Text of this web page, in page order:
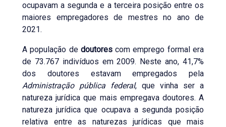
ocupavam a segunda e a terceira posição entre os
maiores empregadores de mestres no ano de
2021.
A população de doutorescom emprego formal era
de 73.767 indivíduos em 2009. Neste ano, 41,7%
dos doutores estavam empregados pela
Administração pública federal, que vinha ser a
natureza jurídica que mais empregava doutores. A
natureza jurídica que ocupava a segunda posição
relativa entre as naturezas jurídicas que mais